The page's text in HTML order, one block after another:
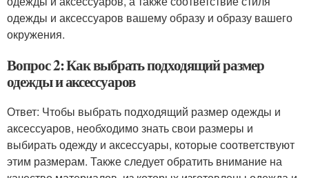
одежды и аксессуаров вашему образу и образу вашего
окружения.
Вопрос 2: Как выбрать подходящий размер
одежды и аксессуаров
Ответ: Чтобы выбрать подходящий размер одежды и
аксессуаров, необходимо знать свои размеры и
выбирать одежду и аксессуары, которые соответствуют
этим размерам. Также следует обратить внимание на